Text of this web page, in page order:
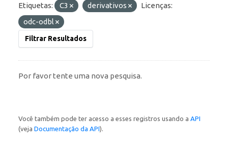
Etiquetas: C3 derivativos
Licenças:
odc-odbl
Filtrar Resultados
Por favor tente uma nova pesquisa.
Você também pode ter acesso a esses registros usando a API
(veja Documentação da API).